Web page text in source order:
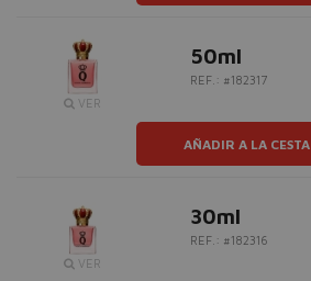
VER
50ml
REF.: #182317
AÑADIR A LA CESTA
VER
30ml
REF.: #182316